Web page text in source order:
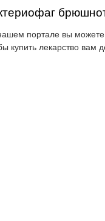
портале вы можете
купить лекарство вам